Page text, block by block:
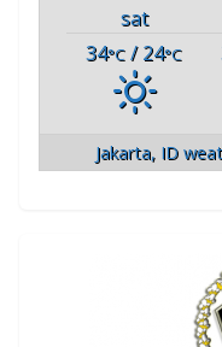
sat
34°C / 24°C
Jakarta, ID